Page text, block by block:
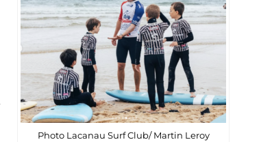
Photo Lacanau Surf Club/ Martin Leroy